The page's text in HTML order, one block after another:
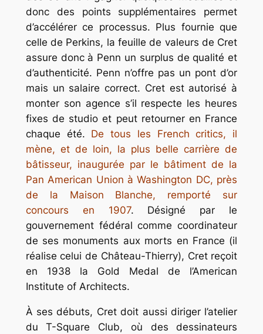
donc des points supplémentaires permet
d’accélérer ce processus. Plus fournie que
celle de Perkins, la feuille de valeurs de Cret
assure donc à Penn un surplus de qualité et
d’authenticité. Penn n’offre pas un pont d’or
mais un salaire correct. Cret est autorisé à
monter son agence s’il respecte les heures
fixes de studioet peut retourner en France
chaque été. De tous les French critics, il
mène, et de loin, la plus belle carrière de
bâtisseur, inaugurée par le bâtiment de la
Pan American Union à Washington DC, près
de la Maison Blanche, remporté sur
concours en 1907. Désigné par le
gouvernement fédéral comme coordinateur
de ses monuments aux morts en France (il
réalise celui de Château-Thierry), Cret reçoit
en 1938 la Gold Medal de l’American
Institute of Architects.
À ses débuts, Cret doit aussi diriger l’atelier
du T-Square Club, où des dessinateurs